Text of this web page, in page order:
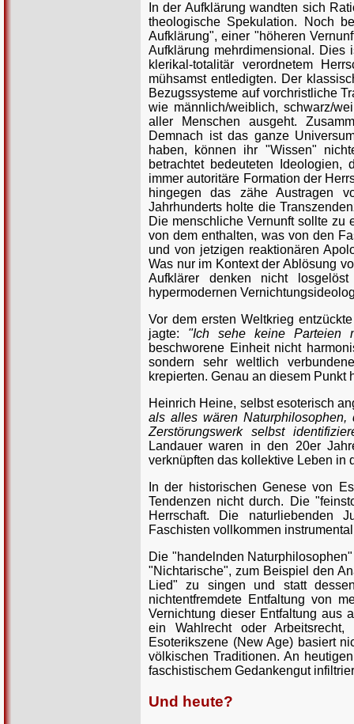
In der Aufklärung wandten sich
theologische Spekulation. Noch
Aufklärung", einer "höheren
Aufklärung mehrdimensional.
klerikal-totalitär verordnetem
mühsamst entledigten. Der
Bezugssysteme auf vorchristliche
wie männlich/weiblich, schwarz/
aller Menschen ausgeht.
Demnach ist das ganze
haben, können ihr "Wissen"
betrachtet bedeuteten
immer autoritäre Formation der
hingegen das zähe Austragen
Jahrhunderts holte die
Die menschliche Vernunft sollte zu
von dem enthalten, was von den
und von jetzigen reaktionären
Was nur im Kontext der Ablösung
Aufklärer denken nicht
hypermodernen
Vor dem ersten Weltkrieg
jagte: "Ich sehe keine Parteien
beschworene Einheit nicht
sondern sehr weltlich
krepierten. Genau an diesem
Heinrich Heine, selbst esoterisch
als alles wären
Zerstörungswerk selbst
Landauer waren in den 20er
verknüpften das kollektive Leben in
In der historischen Genese von
Tendenzen nicht durch. Die
Herrschaft. Die naturliebenden
Faschisten vollkommen
Die "handelnden
"Nichtarische", zum Beispiel den
Lied" zu singen und statt
nichtentfremdete Entfaltung von
Vernichtung dieser Entfaltung aus
ein Wahlrecht oder
Esoterikszene (New Age) basiert
völkischen Traditionen. An
faschistischem Gedankengut
Und heute?